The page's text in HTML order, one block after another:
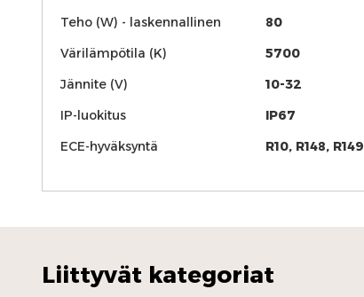
Teho (W) - laskennallinen
80
Värilämpötila (K)
5700
Jännite (V)
10-32
IP-luokitus
IP67
ECE-hyväksyntä
R10, R148, R149
Liittyvät kategoriat